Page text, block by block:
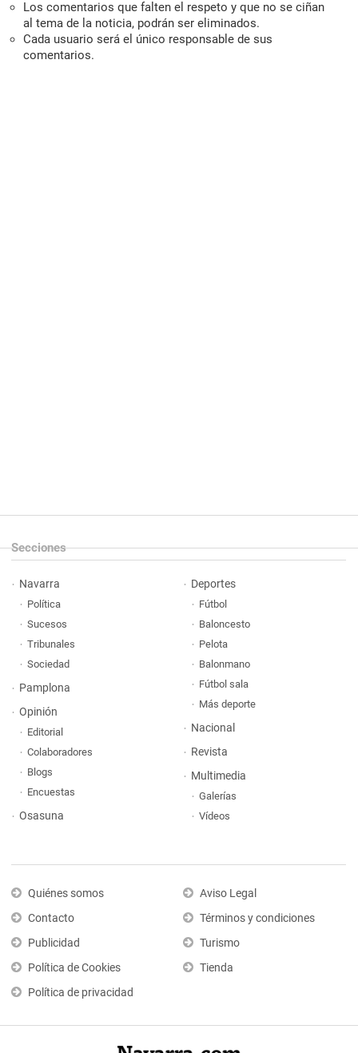
Los comentarios que falten el respeto y que no se ciñan
al tema de la noticia, podrán ser eliminados.
Cada usuario será el único responsable de sus
comentarios.
Secciones
Navarra
Política
Sucesos
Tribunales
Sociedad
Pamplona
Opinión
Editorial
Colaboradores
Blogs
Encuestas
Osasuna
Deportes
Fútbol
Baloncesto
Pelota
Balonmano
Fútbol sala
Más deporte
Nacional
Revista
Multimedia
Galerías
Vídeos
Quiénes somos
Contacto
Publicidad
Política de Cookies
Política de privacidad
Aviso Legal
Términos y condiciones
Turismo
Tienda